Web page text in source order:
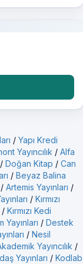
/ Yapı Kredi
Yayıncılık / Alfa
/ Doğan Kitap / Can
/ Beyaz Balina
/ Artemis Yayınları /
/ Kırmızı
/ Kırmızı Kedi
Yayınları / Destek
/ Nesil
Yayıncılık /
Yayınları / Kodlab